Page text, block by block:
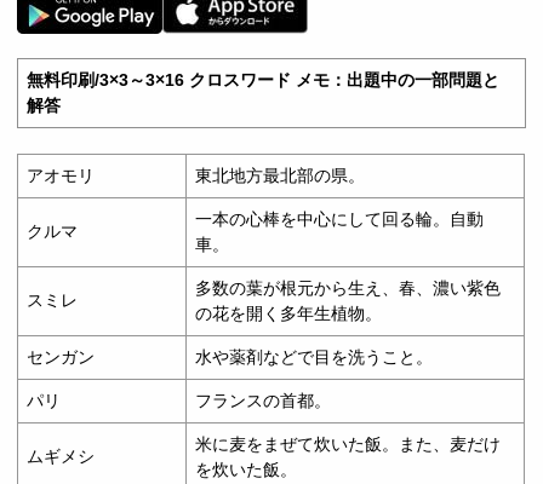
無料印刷/3×3～3×16 クロスワード メモ：出題中の一部問題と
解答
アオモリ 東北地方最北部の県。
クルマ
一本の心棒を中心にして回る輪。自動
車。
スミレ
多数の葉が根元から生え、春、濃い紫色
の花を開く多年生植物。
センガン 水や薬剤などで目を洗うこと。
パリ フランスの首都。
ムギメシ
米に麦をまぜて炊いた飯。また、麦だけ
を炊いた飯。